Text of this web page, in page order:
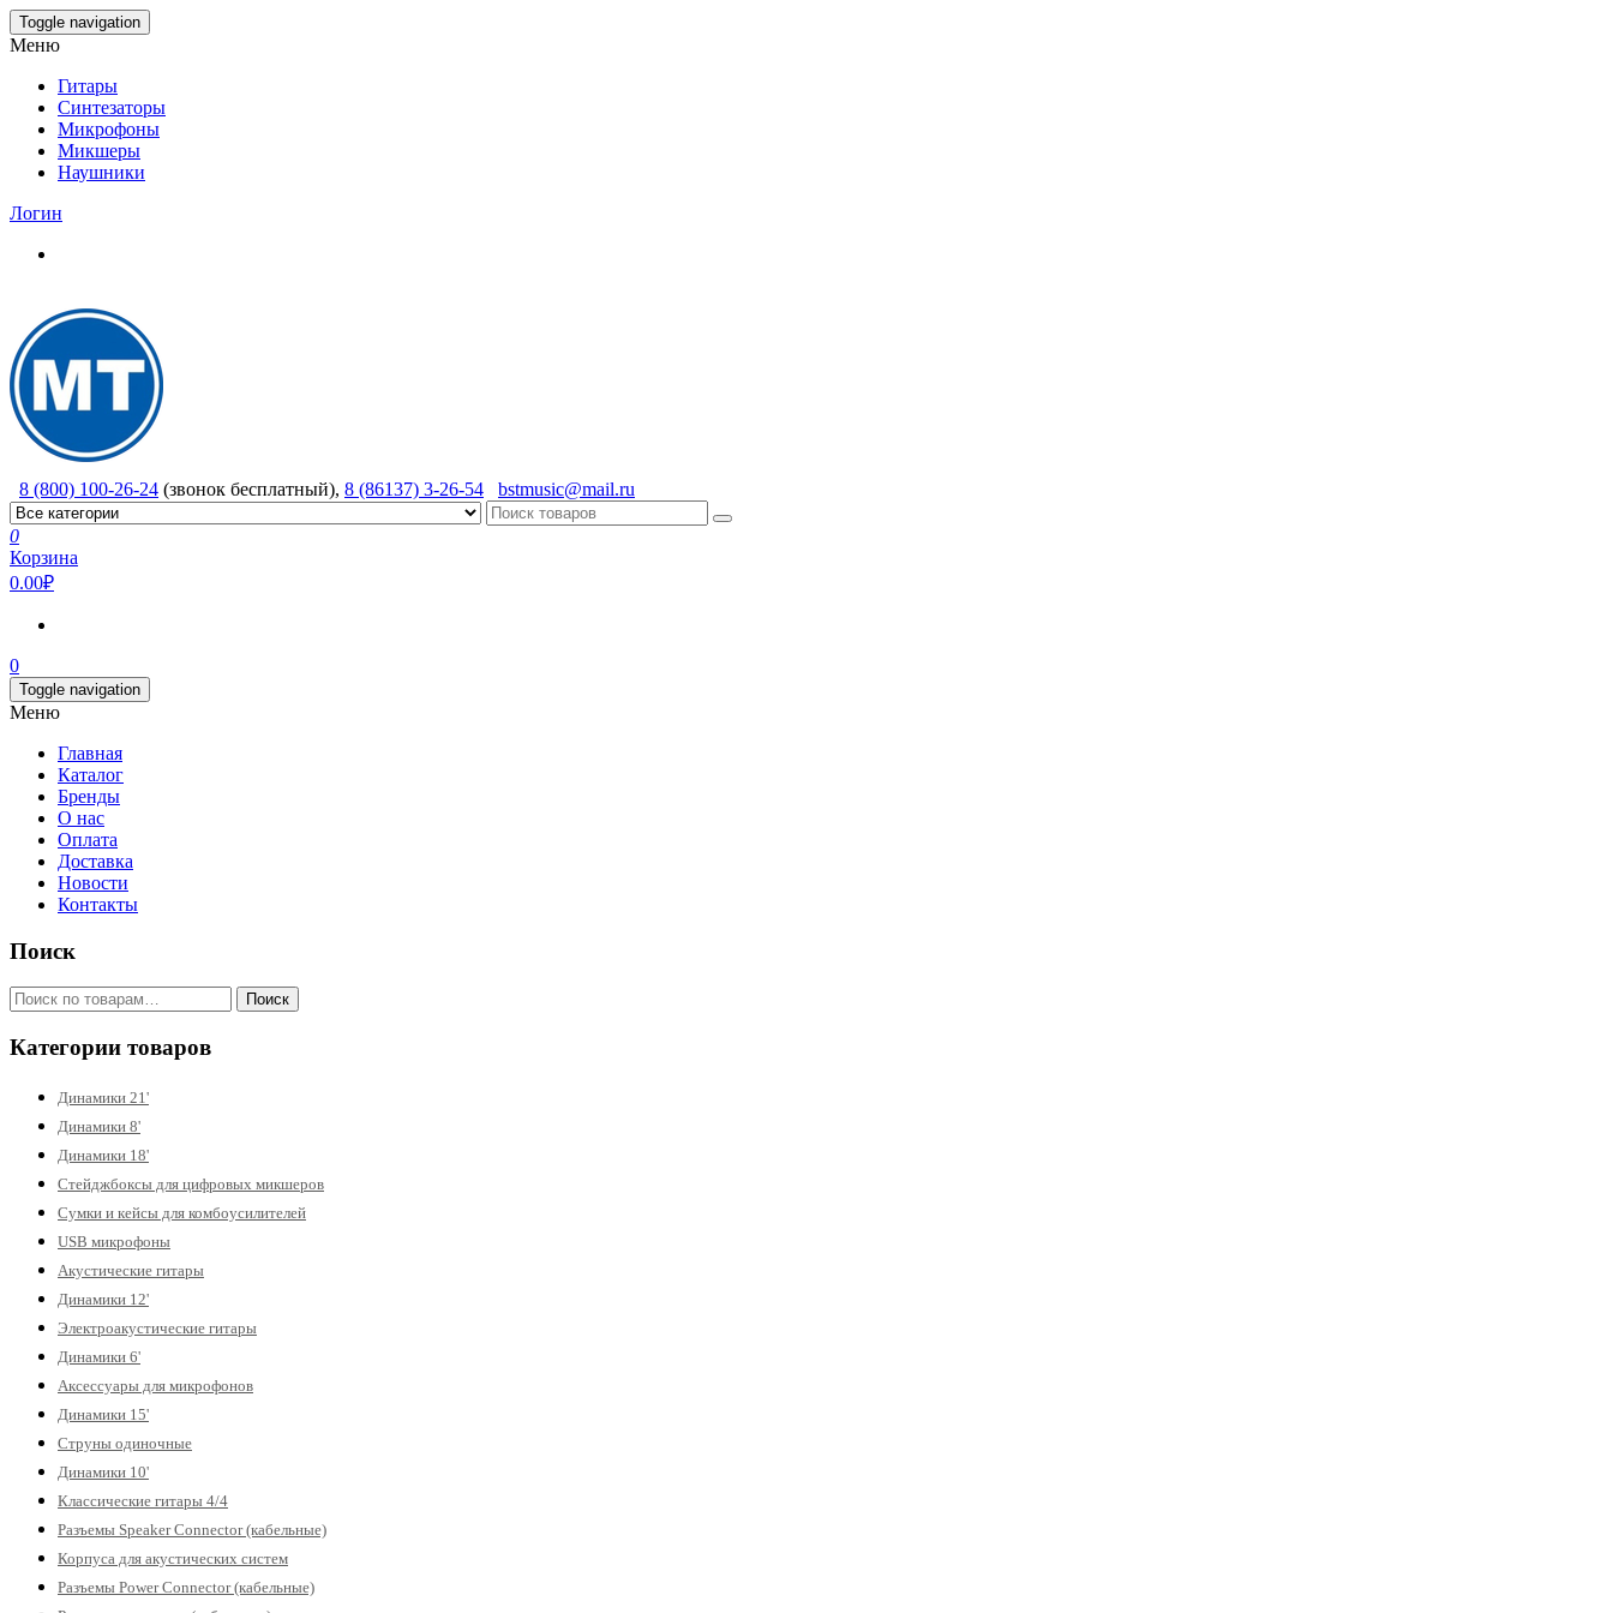
Skip
to
content
Toggle navigation
Меню
Гитары
Синтезаторы
Микрофоны
Микшеры
Наушники
Логин
8 (800) 100-26-24 (звонок бесплатный), 8 (86137) 3-26-54 bstmusic@mail.ru
0
Корзина
0.00₽
0
Toggle navigation
Меню
Главная
Каталог
Бренды
О нас
Оплата
Доставка
Новости
Контакты
Поиск
Искать: Поиск
Категории товаров
Динамики 21'
Динамики 8'
Динамики 18'
Стейджбоксы для цифровых микшеров
Сумки и кейсы для комбоусилителей
USB микрофоны
Акустические гитары
Динамики 12'
Электроакустические гитары
Динамики 6'
Аксессуары для микрофонов
Динамики 15'
Струны одиночные
Динамики 10'
Классические гитары 4/4
Разъемы Speaker Connector (кабельные)
Корпуса для акустических систем
Разъемы Power Connector (кабельные)